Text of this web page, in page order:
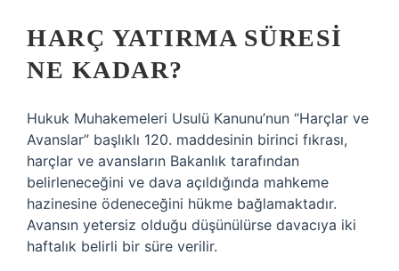
HARÇ YATIRMA SÜRESI
NE KADAR?
Hukuk Muhakemeleri Usulü Kanunu’nun “Harçlar ve
Avanslar” başlıklı 120. maddesinin birinci fıkrası,
harçlar ve avansların Bakanlık tarafından
belirleneceğini ve dava açıldığında mahkeme
hazinesine ödeneceğini hükme bağlamaktadır.
Avansın yetersiz olduğu düşünülürse davacıya iki
haftalık belirli bir süre verilir.